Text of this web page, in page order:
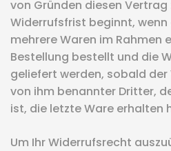
von Gründen diesen Vertrag
Widerrufsfrist beginnt,
mehrere Waren im Rahmen
Bestellung bestellt und die
geliefert werden, sobald
von ihm benannter Dritter,
ist, die letzte Ware erhalten
Um Ihr Widerrufsrecht